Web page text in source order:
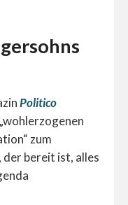
Politico
zum
bereit ist, alles